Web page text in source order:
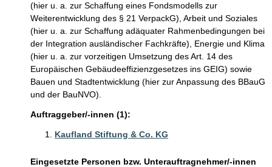
(hier u. a. zur Schaffung eines Fondsmodells zur
Weiterentwicklung des § 21 VerpackG), Arbeit und Soziales
(hier u. a. zur Schaffung adäquater Rahmenbedingungen bei
der Integration ausländischer Fachkräfte), Energie und Klima
(hier u. a. zur vorzeitigen Umsetzung des Art. 14 des
Europäischen Gebäudeeffizienzgesetzes ins GEIG) sowie
Bauen und Stadtentwicklung (hier zur Anpassung des BBauG
und der BauNVO).
Auftraggeber/-innen (1):
Kaufland Stiftung & Co. KG
Eingesetzte Personen bzw. Unterauftragnehmer/-innen